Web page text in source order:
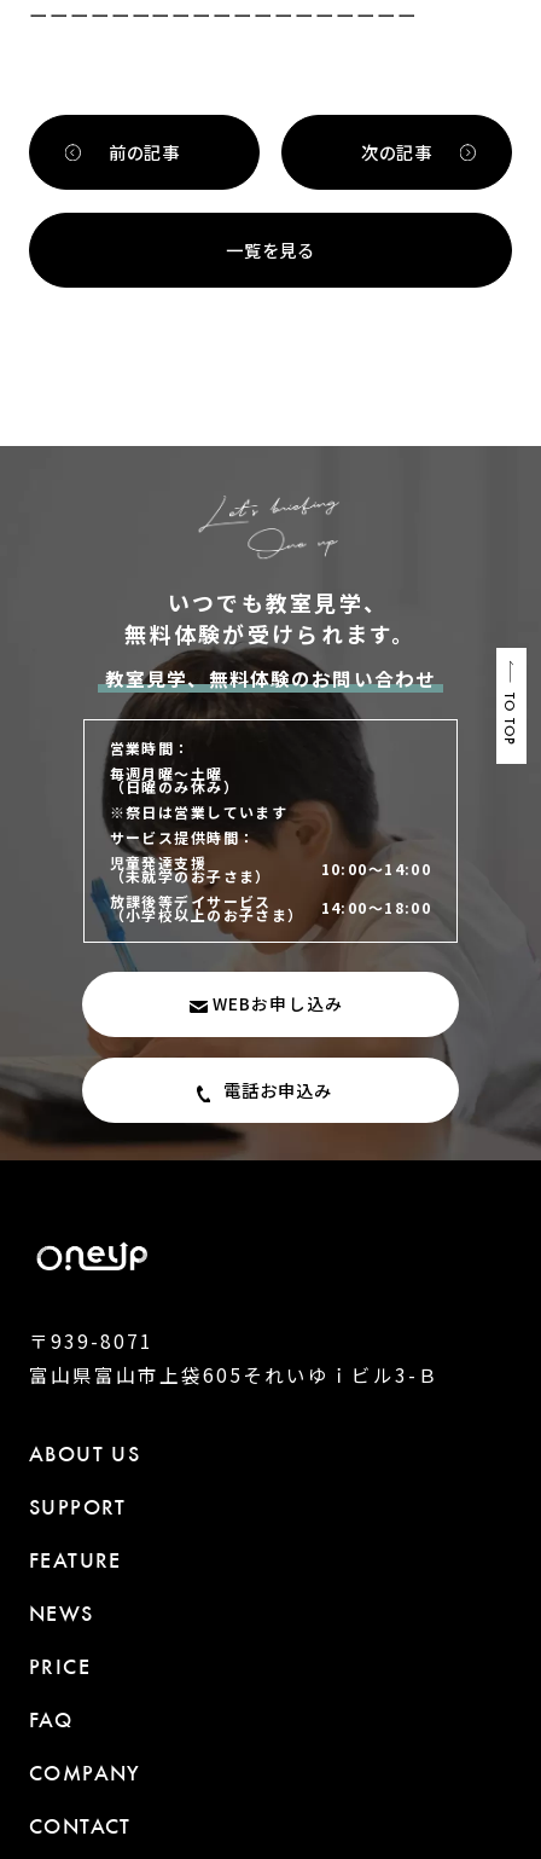
ーーーーーーーーーーーーーーーーーーー
前の記事
一覧を見る
次の記事
TO TOP
いつでも教室見学、
無料体験が受けられます。
教室見学、無料体験のお問い合わせ
営業時間：
毎週月曜～土曜
（日曜のみ休み）
※祭日は営業しています
サービス提供時間：
児童発達支援
（未就学のお子さま）
10:00～14:00
放課後等デイサービス
（小学校以上のお子さま） 14:00～18:00
WEBお申し込み
電話お申込み
〒939-8071
富山県富山市上袋605それいゆｉビル3-Ｂ
ABOUT US
SUPPORT
FEATURE
NEWS
PRICE
FAQ
COMPANY
CONTACT